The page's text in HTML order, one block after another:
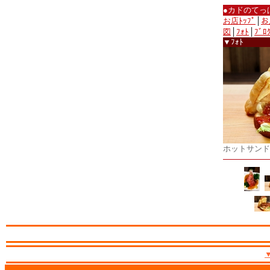
●カドのて
お店ﾄｯﾌﾟ
図
ﾌｫﾄ
ﾌﾞﾛ
▼ﾌｫﾄ
ホットサン